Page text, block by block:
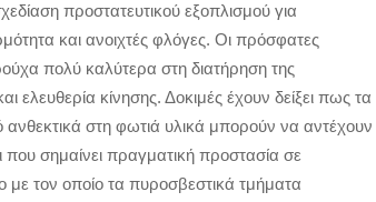
προστατευτικού εξοπλισμού για
και ανοιχτές φλόγες. Οι πρόσφατες
πολύ καλύτερα στη διατήρηση της
κίνησης. Δοκιμές έχουν δείξει πως τα
στη φωτιά υλικά μπορούν να αντέχουν
σημαίνει πραγματική προστασία σε
με τον οποίο τα πυροσβεστικά τμήματα